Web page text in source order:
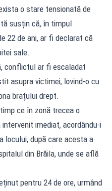
o stare tensionată de
susțin că, în timpul
22 de ani, ar fi declarat că
sale.
conflictul ar fi escaladat
asupra victimei, lovind-o cu
brațului drept.
ce în zonă trecea o
imediat, acordându-i
locului, după care acesta a
din Brăila, unde se află
pentru 24 de ore, urmând